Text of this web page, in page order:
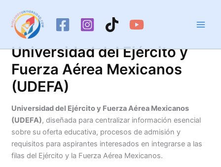
contenido
Universidad del Ejército y
Fuerza Aérea Mexicanos
(UDEFA)
Universidad del Ejército y Fuerza Aérea Mexicanos
(UDEFA), diseñada para centralizar información esencial
sobre su oferta educativa, procesos de admisión y
requisitos para aspirantes interesados en integrarse a las
filas del Ejército y la Fuerza Aérea Mexicanos.